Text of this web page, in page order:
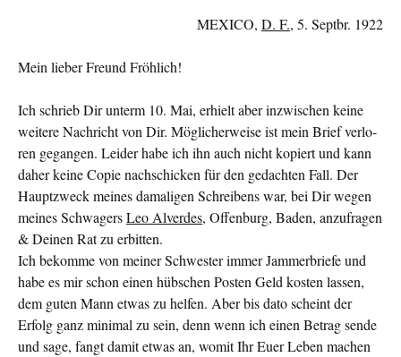
MEXICO, D. F., 5. Septbr. 1922
Mein lieber Freund Fröhlich!
Ich schrieb Dir unterm 10. Mai, erhielt aber inzwischen keine
weitere Nachricht von Dir. Möglicherweise ist mein Brief verlo­
ren gegangen. Leider habe ich ihn auch nicht kopiert und kann
daher keine Copie nachschicken für den gedachten Fall. Der
Hauptzweck meines damaligen Schreibens war, bei Dir wegen
mei­nes SchwagersLeo Alverdes, Offenburg, Baden, anzufragen
& Dei­nen Rat zu erbitten.
Ich bekomme von meiner Schwester immer Jammerbriefe und
habe es mir schon einen hübschen Posten Geld kosten lassen,
dem guten Mann etwas zu helfen. Aber bis dato scheint der
Erfolg ganz mi­nimal zu sein, denn wenn ich einen Betrag sende
und sage, fangt damit etwas an, womit Ihr Euer Leben machen